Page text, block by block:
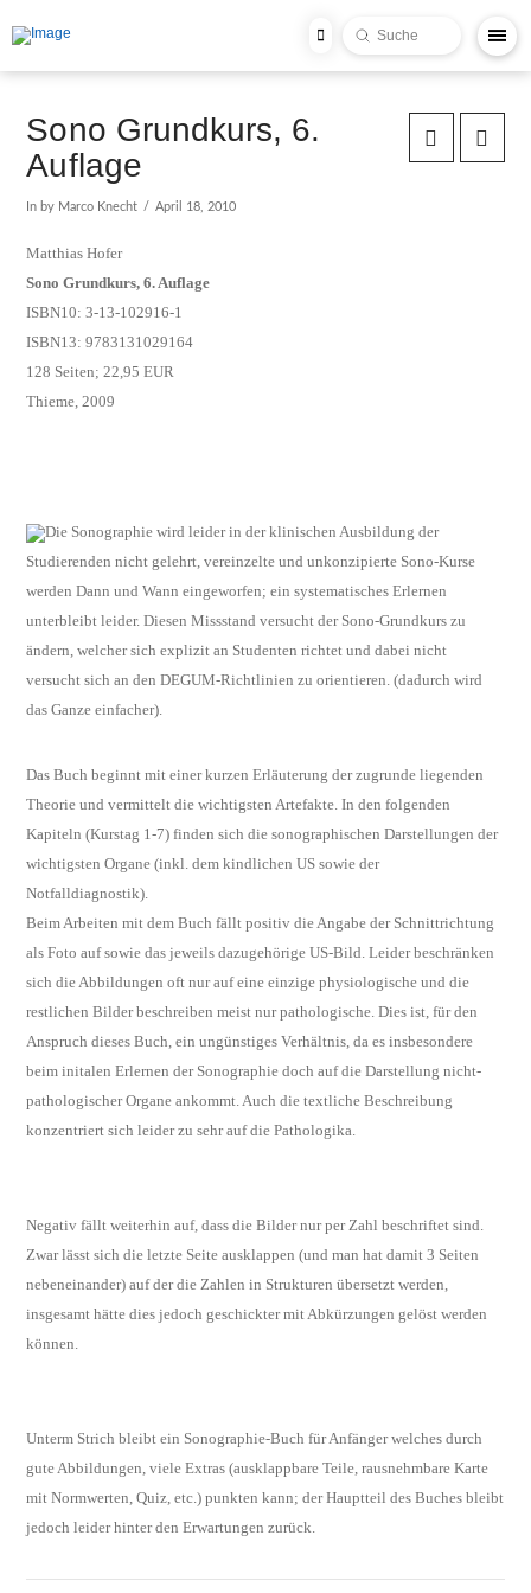
Search
Submit
Sono Grundkurs, 6.
Auflage
In by Marco Knecht April 18, 2010
Matthias Hofer
Sono Grundkurs, 6. Auflage
ISBN10: 3-13-102916-1
ISBN13: 9783131029164
128 Seiten; 22,95 EUR
Thieme, 2009
Die Sonographie wird leider in der klinischen Ausbildung der
Studierenden nicht gelehrt, vereinzelte und unkonzipierte Sono-Kurse
werden Dann und Wann eingeworfen; ein systematisches Erlernen
unterbleibt leider. Diesen Missstand versucht der Sono-Grundkurs zu
ändern, welcher sich explizit an Studenten richtet und dabei nicht
versucht sich an den DEGUM-Richtlinien zu orientieren. (dadurch wird
das Ganze einfacher).
Das Buch beginnt mit einer kurzen Erläuterung der zugrunde liegenden
Theorie und vermittelt die wichtigsten Artefakte. In den folgenden
Kapiteln (Kurstag 1-7) finden sich die sonographischen Darstellungen der
wichtigsten Organe (inkl. dem kindlichen US sowie der
Notfalldiagnostik).
Beim Arbeiten mit dem Buch fällt positiv die Angabe der Schnittrichtung
als Foto auf sowie das jeweils dazugehörige US-Bild. Leider beschränken
sich die Abbildungen oft nur auf eine einzige physiologische und die
restlichen Bilder beschreiben meist nur pathologische. Dies ist, für den
Anspruch dieses Buch, ein ungünstiges Verhältnis, da es insbesondere
beim initalen Erlernen der Sonographie doch auf die Darstellung nicht-
pathologischer Organe ankommt. Auch die textliche Beschreibung
konzentriert sich leider zu sehr auf die Pathologika.
Negativ fällt weiterhin auf, dass die Bilder nur per Zahl beschriftet sind.
Zwar lässt sich die letzte Seite ausklappen (und man hat damit 3 Seiten
nebeneinander) auf der die Zahlen in Strukturen übersetzt werden,
insgesamt hätte dies jedoch geschickter mit Abkürzungen gelöst werden
können.
Unterm Strich bleibt ein Sonographie-Buch für Anfänger welches durch
gute Abbildungen, viele Extras (ausklappbare Teile, rausnehmbare Karte
mit Normwerten, Quiz, etc.) punkten kann; der Hauptteil des Buches bleibt
jedoch leider hinter den Erwartungen zurück.